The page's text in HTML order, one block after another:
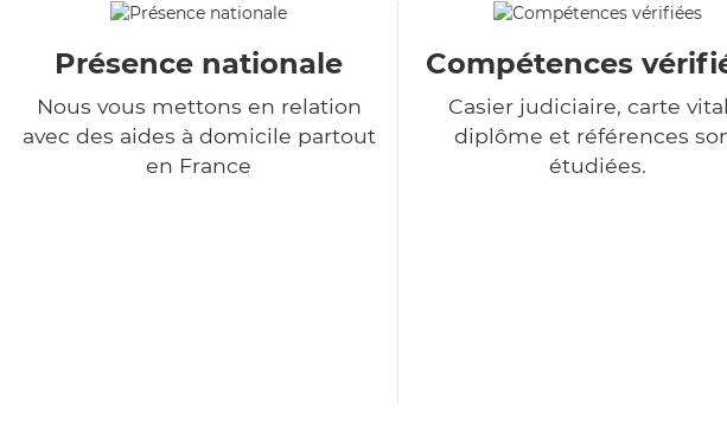
Présence nationale
Nous vous mettons en relation
avec des aides à domicile partout
en France
Compétences
Casier judiciaire, carte
diplôme et références
étudiées.